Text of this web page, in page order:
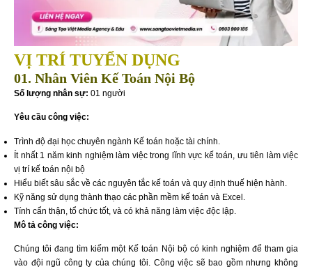
VỊ TRÍ TUYỂN DỤNG
01. Nhân Viên Kế Toán Nội Bộ
Số lượng nhân sự: 01 người
Yêu cầu công việc:
Trình độ đại học chuyên ngành Kế toán hoặc tài chính.
Ít nhất 1 năm kinh nghiệm làm việc trong lĩnh vực kế toán, ưu tiên làm việc
vị trí kế toán nội bộ
Hiểu biết sâu sắc về các nguyên tắc kế toán và quy định thuế hiện hành.
Kỹ năng sử dụng thành thạo các phần mềm kế toán và Excel.
Tính cẩn thận, tổ chức tốt, và có khả năng làm việc độc lập.
Mô tả công việc:
Chúng tôi đang tìm kiếm một Kế toán Nội bộ có kinh nghiệm để tham gia
vào đội ngũ công ty của chúng tôi. Công việc sẽ bao gồm nhưng không